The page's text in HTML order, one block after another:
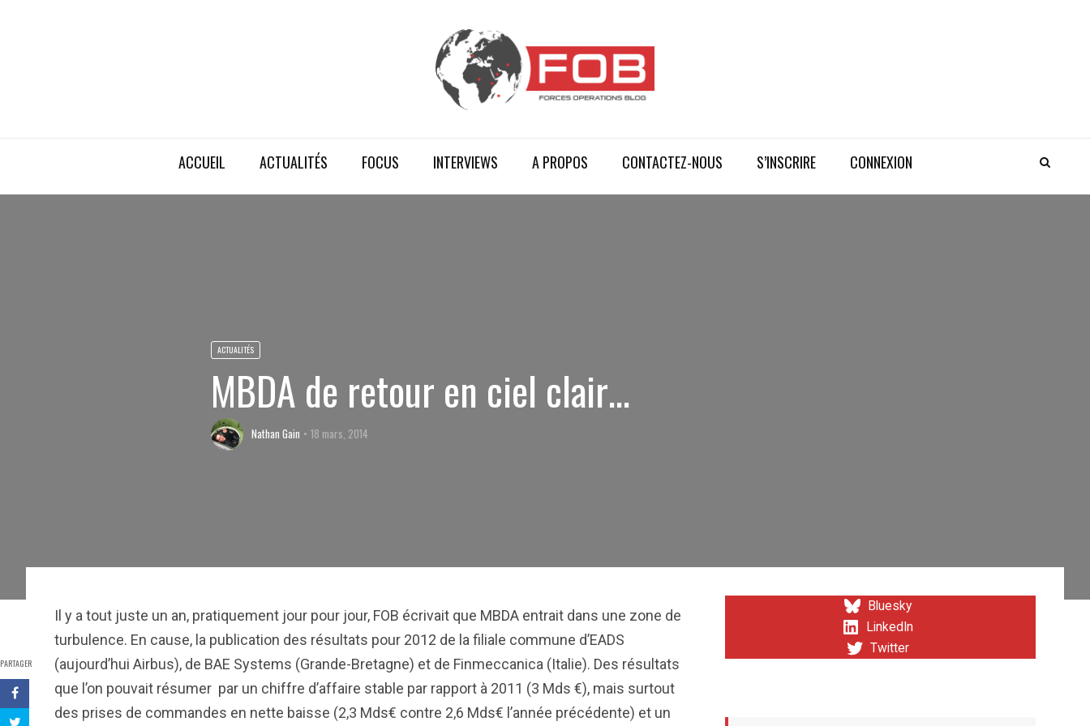
ACCUEIL ACTUALITÉS FOCUS INTERVIEWS A PROPOS CONTACTEZ-NOUS S’INSCRIRE CONNEXION
ACTUALITÉS
MBDA de retour en ciel clair…
Nathan Gain 18 mars, 2014
PARTAGER
Il y a tout juste un an, pratiquement jour pour jour, FOB écrivait que MBDA entrait dans une zone de
turbulence. En cause, la publication des résultats pour 2012 de la filiale commune d’EADS
(aujourd’hui Airbus), de BAE Systems (Grande-Bretagne) et de Finmeccanica (Italie). Des résultats
que l’on pouvait résumer par un chiffre d’affaire stable par rapport à 2011 (3 Mds €), mais surtout
des prises de commandes en nette baisse (2,3 Mds€ contre 2,6 Mds€ l’année précédente) et un
Bluesky
LinkedIn
Twitter